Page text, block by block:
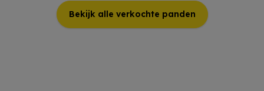
Bekijk alle verkochte panden